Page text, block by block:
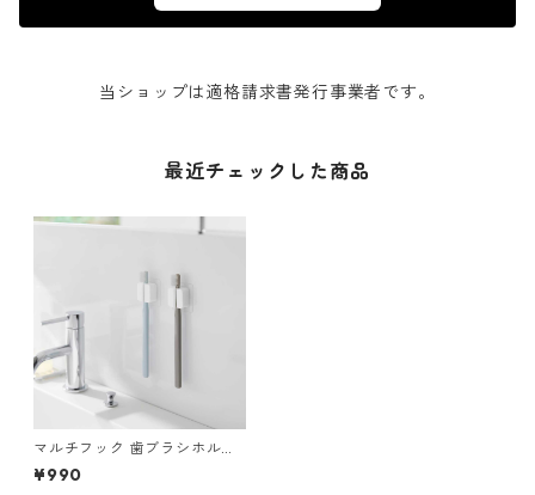
当ショップは適格請求書発行事業者です。
最近チェックした商品
マルチフック 歯ブラシホルダ
ー 山崎実業 tower タワー フ
ィルムフックサニタリーマル
¥990